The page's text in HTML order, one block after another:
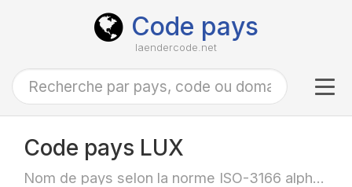
Code pays
laendercode.net
Code pays LUX
Nom de pays selon la norme ISO-3166 alpha-3